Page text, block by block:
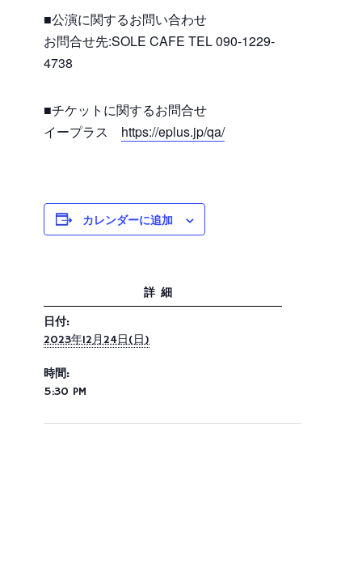
■公演に関するお問い合わせ
お問合せ先:SOLE CAFE TEL 090-1229-
4738
■チケットに関するお問合せ
イープラス https://eplus.jp/qa/
カレンダーに追加
詳細
日付:
2023年12月24日(日)
時間:
5:30 PM